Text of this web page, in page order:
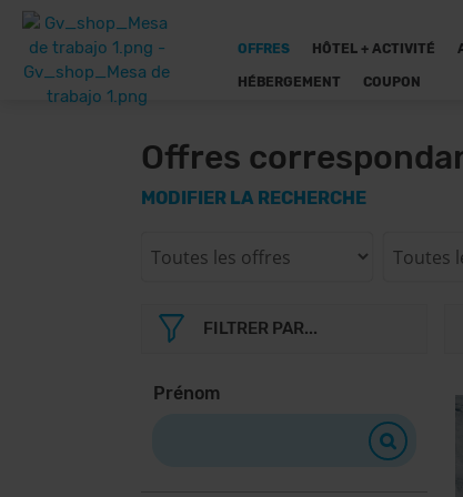
OFFRES HÔTEL + ACTIVITÉ
HÉBERGEMENT COUPON
Offres
MODIFIER LA RECHERCHE
FILTRER PAR...
Prénom